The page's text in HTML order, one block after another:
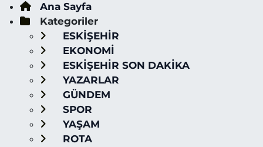
Ana Sayfa
Kategoriler
ESKİŞEHİR
EKONOMİ
ESKİŞEHİR SON DAKİKA
YAZARLAR
GÜNDEM
SPOR
YAŞAM
ROTA